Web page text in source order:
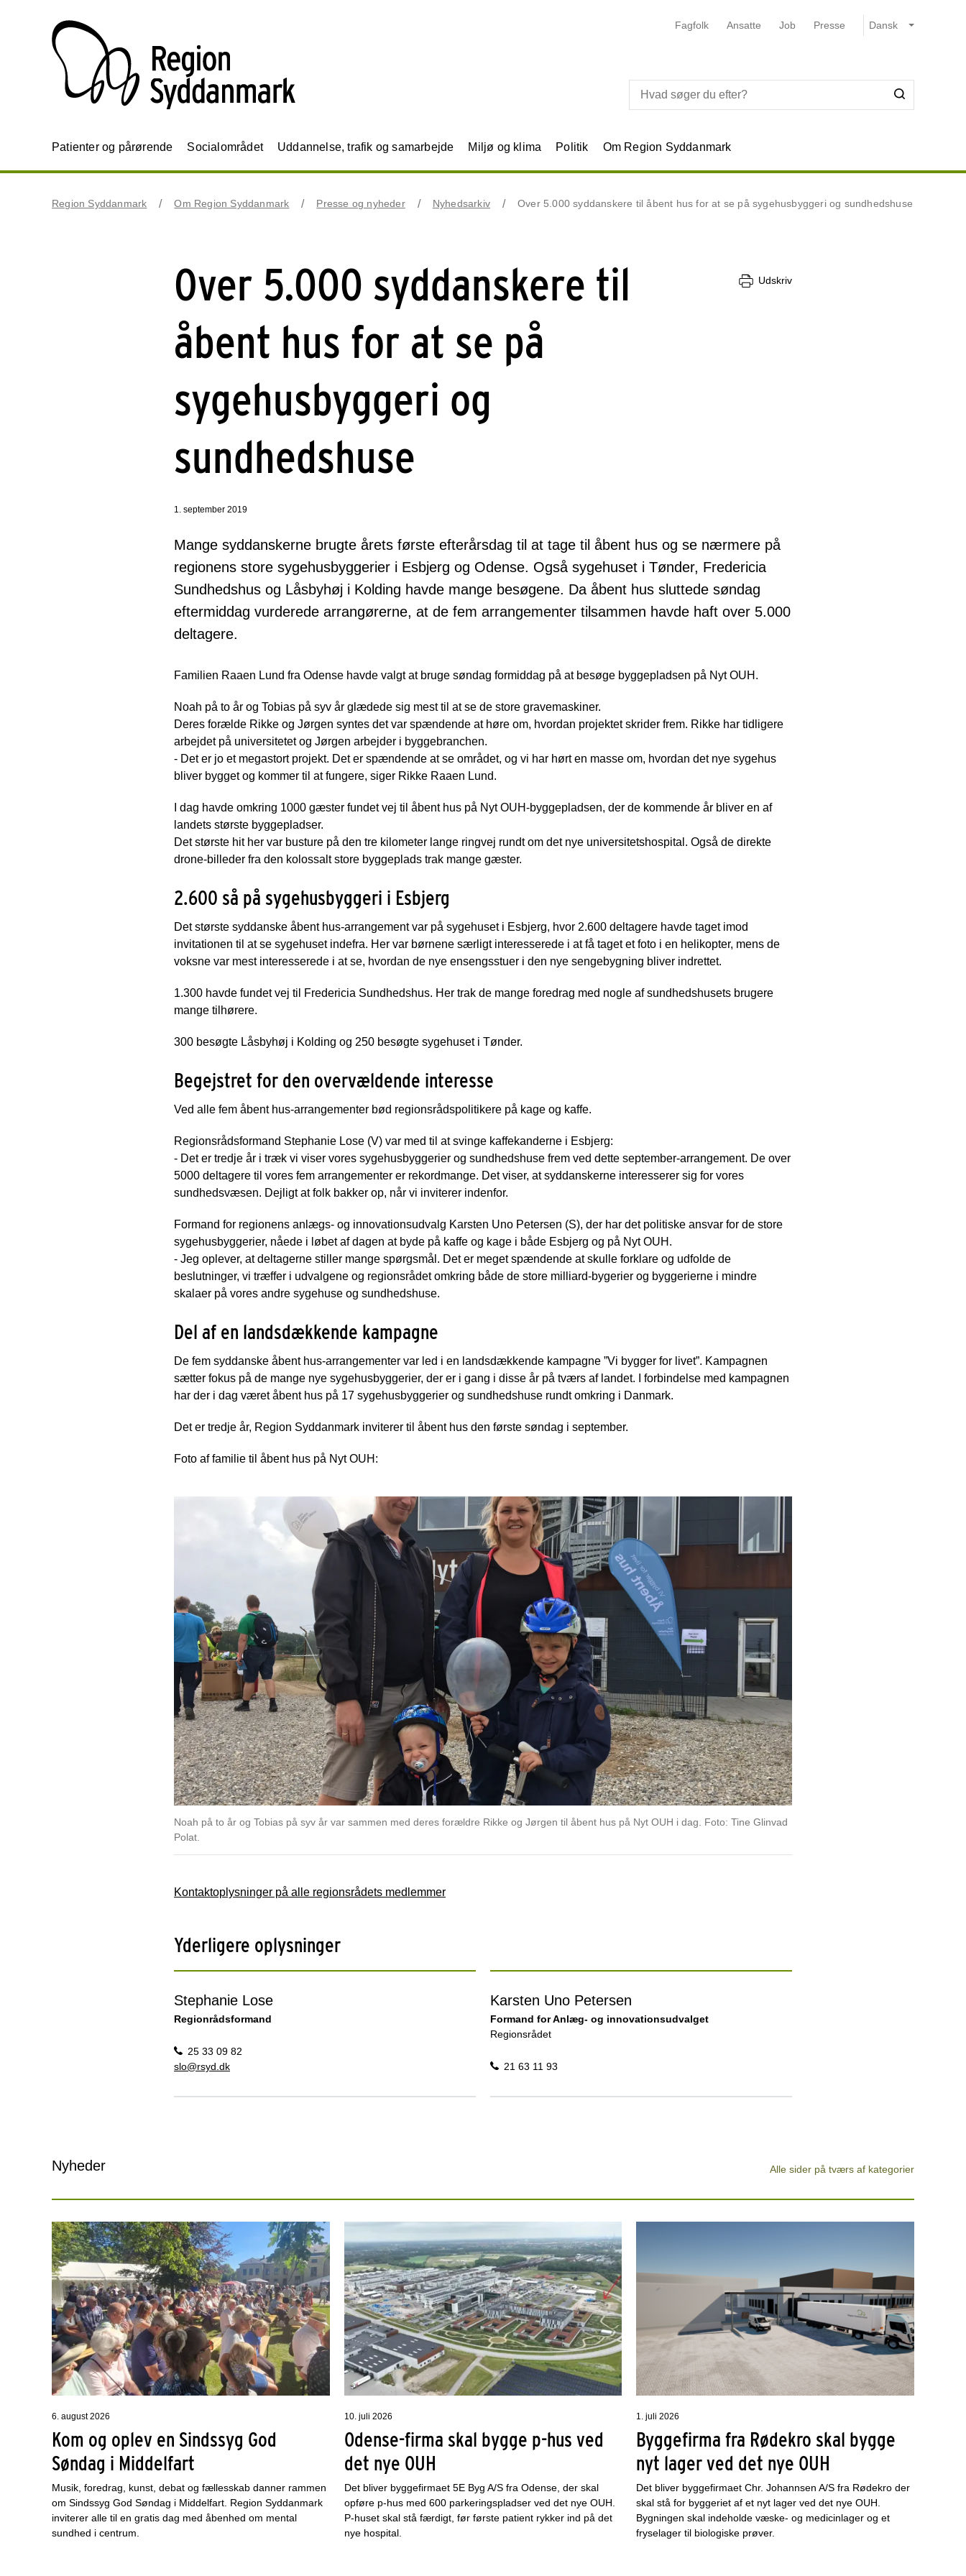
Fagfolk Ansatte Job Presse
Patienter og pårørende Socialområdet Uddannelse, trafik og samarbejde Miljø og klima Politik Om Region Syddanmark
Region Syddanmark Om Region Syddanmark Presse og nyheder Nyhedsarkiv Over 5.000 syddanskere til åbent hus for at se på sygehusbyggeri og sundhedshuse
Over 5.000 syddanskere til
åbent hus for at se på
sygehusbyggeri og
sundhedshuse
Udskriv
1. september 2019
Mange syddanskerne brugte årets første efterårsdag til at tage til åbent hus og se nærmere på
regionens store sygehusbyggerier i Esbjerg og Odense. Også sygehuset i Tønder, Fredericia
Sundhedshus og Låsbyhøj i Kolding havde mange besøgene. Da åbent hus sluttede søndag
eftermiddag vurderede arrangørerne, at de fem arrangementer tilsammen havde haft over 5.000
deltagere.
Familien Raaen Lund fra Odense havde valgt at bruge søndag formiddag på at besøge byggepladsen på Nyt OUH.
Noah på to år og Tobias på syv år glædede sig mest til at se de store gravemaskiner.
Deres forælde Rikke og Jørgen syntes det var spændende at høre om, hvordan projektet skrider frem. Rikke har tidligere
arbejdet på universitetet og Jørgen arbejder i byggebranchen.
- Det er jo et megastort projekt. Det er spændende at se området, og vi har hørt en masse om, hvordan det nye sygehus
bliver bygget og kommer til at fungere, siger Rikke Raaen Lund.
I dag havde omkring 1000 gæster fundet vej til åbent hus på Nyt OUH-byggepladsen, der de kommende år bliver en af
landets største byggepladser.
Det største hit her var busture på den tre kilometer lange ringvej rundt om det nye universitetshospital. Også de direkte
drone-billeder fra den kolossalt store byggeplads trak mange gæster.
2.600 så på sygehusbyggeri i Esbjerg
Det største syddanske åbent hus-arrangement var på sygehuset i Esbjerg, hvor 2.600 deltagere havde taget imod
invitationen til at se sygehuset indefra. Her var børnene særligt interesserede i at få taget et foto i en helikopter, mens de
voksne var mest interesserede i at se, hvordan de nye ensengsstuer i den nye sengebygning bliver indrettet.
1.300 havde fundet vej til Fredericia Sundhedshus. Her trak de mange foredrag med nogle af sundhedshusets brugere
mange tilhørere.
300 besøgte Låsbyhøj i Kolding og 250 besøgte sygehuset i Tønder.
Begejstret for den overvældende interesse
Ved alle fem åbent hus-arrangementer bød regionsrådspolitikere på kage og kaffe.
Regionsrådsformand Stephanie Lose (V) var med til at svinge kaffekanderne i Esbjerg:
- Det er tredje år i træk vi viser vores sygehusbyggerier og sundhedshuse frem ved dette september-arrangement. De over
5000 deltagere til vores fem arrangementer er rekordmange. Det viser, at syddanskerne interesserer sig for vores
sundhedsvæsen. Dejligt at folk bakker op, når vi inviterer indenfor.
Formand for regionens anlægs- og innovationsudvalg Karsten Uno Petersen (S), der har det politiske ansvar for de store
sygehusbyggerier, nåede i løbet af dagen at byde på kaffe og kage i både Esbjerg og på Nyt OUH.
- Jeg oplever, at deltagerne stiller mange spørgsmål. Det er meget spændende at skulle forklare og udfolde de
beslutninger, vi træffer i udvalgene og regionsrådet omkring både de store milliard-bygerier og byggerierne i mindre
skalaer på vores andre sygehuse og sundhedshuse.
Del af en landsdækkende kampagne
De fem syddanske åbent hus-arrangementer var led i en landsdækkende kampagne ”Vi bygger for livet”. Kampagnen
sætter fokus på de mange nye sygehusbyggerier, der er i gang i disse år på tværs af landet. I forbindelse med kampagnen
har der i dag været åbent hus på 17 sygehusbyggerier og sundhedshuse rundt omkring i Danmark.
Det er tredje år, Region Syddanmark inviterer til åbent hus den første søndag i september.
Foto af familie til åbent hus på Nyt OUH:
Noah på to år og Tobias på syv år var sammen med deres forældre Rikke og Jørgen til åbent hus på Nyt OUH i dag. Foto: Tine Glinvad
Polat.
Kontaktoplysninger på alle regionsrådets medlemmer
Yderligere oplysninger
Stephanie Lose
Regionrådsformand
25 33 09 82
slo@rsyd.dk
Karsten Uno Petersen
Formand for Anlæg- og innovationsudvalget
Regionsrådet
21 63 11 93
Nyheder Alle sider på tværs af kategorier
6. august 2026
Kom og oplev en Sindssyg God
Søndag i Middelfart
Musik, foredrag, kunst, debat og fællesskab danner rammen
om Sindssyg God Søndag i Middelfart. Region Syddanmark
inviterer alle til en gratis dag med åbenhed om mental
sundhed i centrum.
10. juli 2026
Odense-firma skal bygge p-hus ved
det nye OUH
Det bliver byggefirmaet 5E Byg A/S fra Odense, der skal
opføre p-hus med 600 parkeringspladser ved det nye OUH.
P-huset skal stå færdigt, før første patient rykker ind på det
nye hospital.
1. juli 2026
Byggefirma fra Rødekro skal bygge
nyt lager ved det nye OUH
Det bliver byggefirmaet Chr. Johannsen A/S fra Rødekro der
skal stå for byggeriet af et nyt lager ved det nye OUH.
Bygningen skal indeholde væske- og medicinlager og et
fryselager til biologiske prøver.